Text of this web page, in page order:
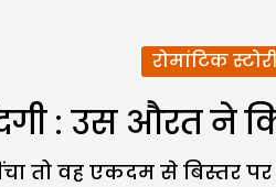
रोमांटिक
: उस औरत ने
तो वह एकदम से बिस्तर